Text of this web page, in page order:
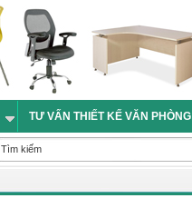
TƯ VẤN THIẾT KẾ VĂN PHÒNG